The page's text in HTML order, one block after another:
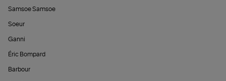
Samsoe Samsoe
Soeur
Ganni
Éric Bompard
Barbour